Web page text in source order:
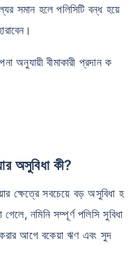
সমান হলে পলিসিটি বন্ধ হয়ে
অনুযায়ী বীমাকারী প্রদান ক
অসুবিধা কী?
ক্ষেত্রে সবচেয়ে বড় অসুবিধা হ
গেলে, নমিনি সম্পূর্ণ পলিসি সুবিধা
করার আগে বকেয়া ঋণ এবং সুদ
বিদ্যমান কোনো রোগ নেই এমন ব্যক্তির জন্য, ৩৬
লাইফ ইন্স্যুরেন্সের শুরুর দাম — ধূমপান না করা,